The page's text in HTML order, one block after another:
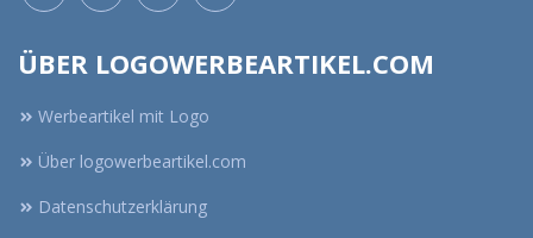
ÜBER LOGOWERBEARTIKEL.COM
Werbeartikel mit Logo
Über logowerbeartikel.com
Datenschutzerklärung